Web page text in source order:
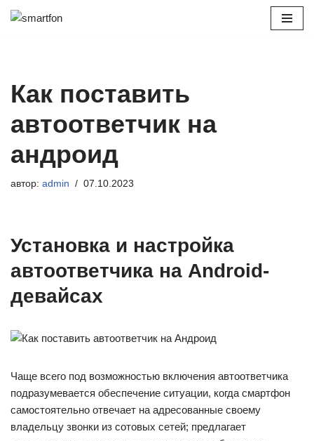
Как поставить
автоответчик на
андроид
автор: admin 07.10.2023
Установка и настройка
автоответчика на Android-
девайсах
Чаще всего под возможностью включения автоответчика
подразумевается обеспечение ситуации, когда смартфон
самостоятельно отвечает на адресованные своему
владельцу звонки из сотовых сетей; предлагает